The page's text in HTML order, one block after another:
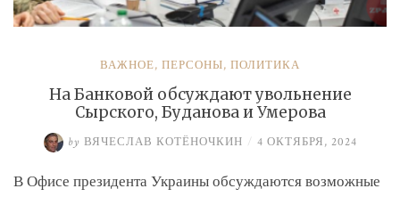
ВАЖНОЕ, ПЕРСОНЫ, ПОЛИТИКА
На Банковой обсуждают увольнение
Сырского, Буданова и Умерова
by ВЯЧЕСЛАВ КОТЁНОЧКИН / 4 ОКТЯБРЯ, 2024
В Офисе президента Украины обсуждаются возможные